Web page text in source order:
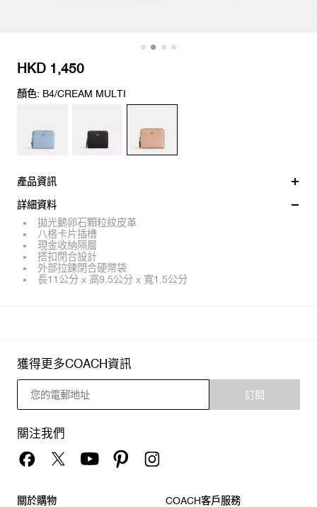
HKD 1,450
顏色: B4/CREAM MULTI
產品資訊
詳細資料
拋光鵝卵石顆粒紋皮革
八格卡片插槽
現金收納隔層
搭扣閉合設計
外部拉鍊閉合硬幣袋
長11公分 x 高9.5公分 x 寬1.5公分
獲得更多COACH資訊
訂閱
關注我們
關於購物 COACH客戶服務